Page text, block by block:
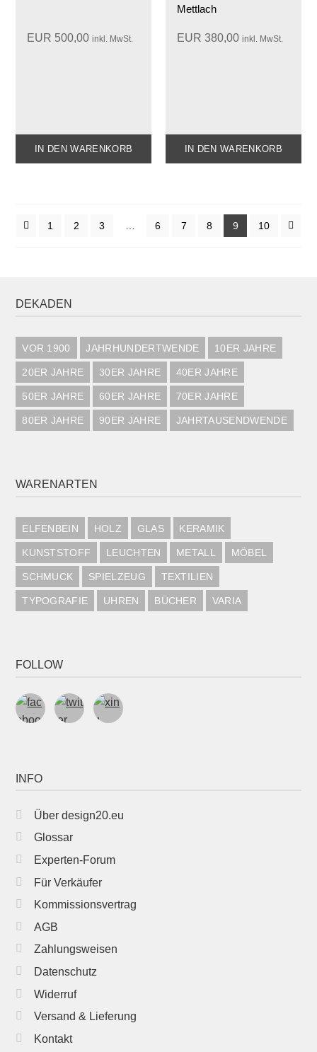
EUR 500,00 inkl. MwSt.
IN DEN WARENKORB
Mettlach
EUR 380,00 inkl. MwSt.
IN DEN WARENKORB
1 2 3 6 7 8 9 10
DEKADEN
VOR 1900 JAHRHUNDERTWENDE 10ER JAHRE
20ER JAHRE 30ER JAHRE 40ER JAHRE
50ER JAHRE 60ER JAHRE 70ER JAHRE
80ER JAHRE 90ER JAHRE JAHRTAUSENDWENDE
WARENARTEN
ELFENBEIN HOLZ GLAS KERAMIK
KUNSTSTOFF LEUCHTEN METALL MÖBEL
SCHMUCK SPIELZEUG TEXTILIEN
TYPOGRAFIE UHREN BÜCHER VARIA
FOLLOW
INFO
Über design20.eu
Glossar
Experten-Forum
Für Verkäufer
Kommissionsvertrag
AGB
Zahlungsweisen
Datenschutz
Widerruf
Versand & Lieferung
Kontakt